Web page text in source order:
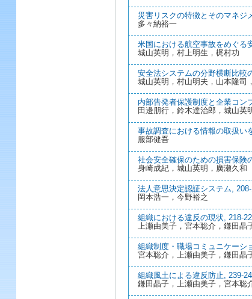
災害リスクの特徴とそのマネジ
多々納裕一
米国における航空事故をめぐる
城山英明，村上明生，梶村功
安全法システムの分野横断比較
城山英明，村山明夫，山本隆司
内部告発者保護制度と企業コン
田邊朋行，鈴木達治郎，城山英
事故調査における情報の取扱い
服部健吾
社会安全確保のための損害保険
身崎成紀，城山英明，廣瀬久和
法人意思決定認証システム,
岡本浩一，今野裕之
組織における違反の現状, 218-
上瀬由美子，宮本聡介，鎌田晶
組織制度・職場コミュニケーシ
宮本聡介，上瀬由美子，鎌田晶
組織風土による違反防止, 239-
鎌田晶子，上瀬由美子，宮本聡